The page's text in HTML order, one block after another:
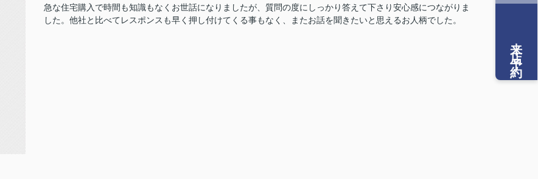
急な住宅購入で時間も知識もなくお世話になりましたが、質問の度にしっかり答えて下さり安心感につながりま
した。他社と比べてレスポンスも早く押し付けてくる事もなく、またお話を聞きたいと思えるお人柄でした。
来店予約